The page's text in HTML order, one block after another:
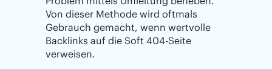
Von dieser Methode wird oftmals
Gebrauch gemacht, wenn wertvolle
Backlinks auf die Soft 404-Seite
verweisen.